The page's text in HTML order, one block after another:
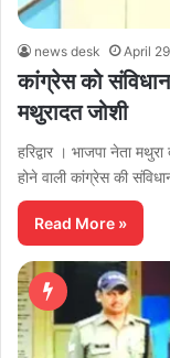
news desk April
कांग्रेस को
मथुरादत जोशी
हरिद्वार । भाजपा नेता
होने वाली कांग्रेस की
Read More »